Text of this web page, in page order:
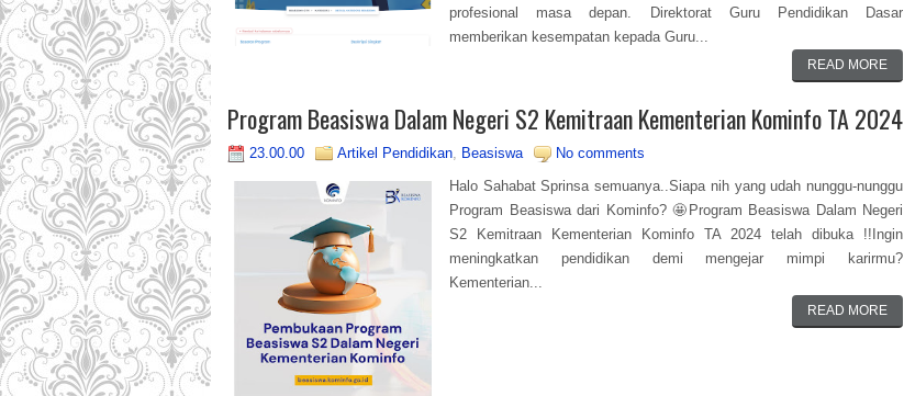
profesional masa depan. Direktorat Guru Pendidikan Dasar
memberikan kesempatan kepada Guru...
READ MORE
Program Beasiswa Dalam Negeri S2 Kemitraan Kementerian Kominfo TA 2024
23.00.00 Artikel Pendidikan Beasiswa
No comments
Halo Sahabat Sprinsa semuanya..Siapa nih yang udah nunggu-nunggu
Program Beasiswa dari Kominfo? 🤩Program Beasiswa Dalam Negeri
S2 Kemitraan Kementerian Kominfo TA 2024 telah dibuka !!Ingin
meningkatkan pendidikan demi mengejar mimpi karirmu?
Kementerian...
READ MORE